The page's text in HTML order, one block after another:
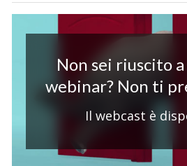
Non sei riuscito
webinar? Non ti
Il webcast è